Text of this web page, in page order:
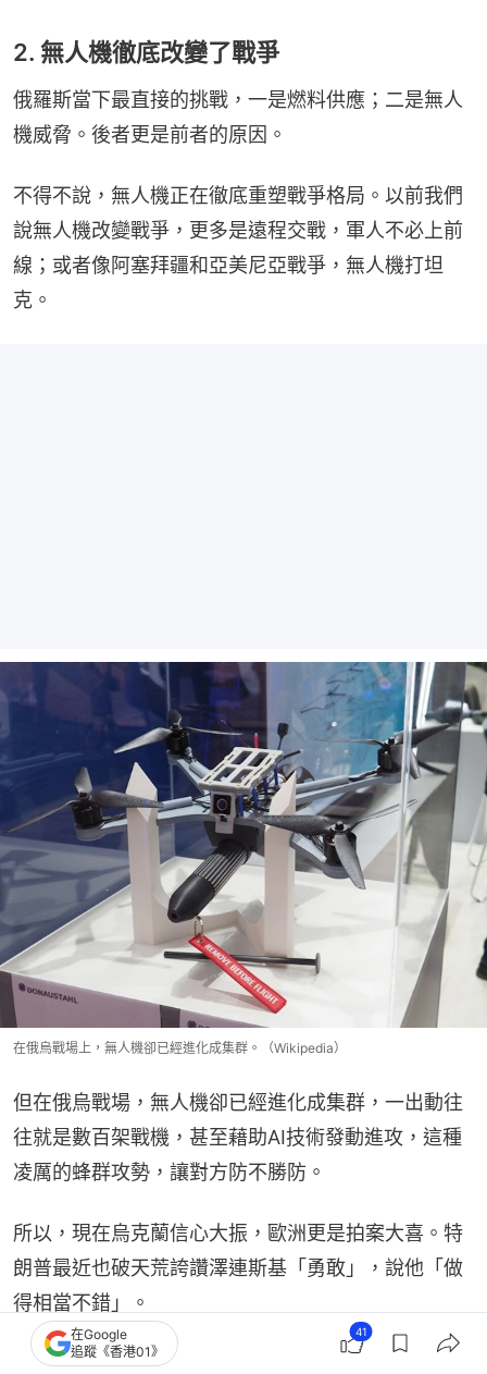
2. 無人機徹底改變了戰爭
俄羅斯當下最直接的挑戰，一是燃料供應；二是無人
機威脅。後者更是前者的原因。
不得不說，無人機正在徹底重塑戰爭格局。以前我們
說無人機改變戰爭，更多是遠程交戰，軍人不必上前
線；或者像阿塞拜疆和亞美尼亞戰爭，無人機打坦
克。
在俄烏戰場上，無人機卻已經進化成集群。（Wikipedia）
但在俄烏戰場，無人機卻已經進化成集群，一出動往
往就是數百架戰機，甚至藉助AI技術發動進攻，這種
凌厲的蜂群攻勢，讓對方防不勝防。
所以，現在烏克蘭信心大振，歐洲更是拍案大喜。特
朗普最近也破天荒誇讚澤連斯基「勇敢」，說他「做
得相當不錯」。
未來戰爭，如何更好發揮無人機突防作用，又如何防
在Google
追蹤《香港01》
41